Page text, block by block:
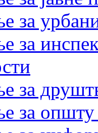
за
за
за
за општу